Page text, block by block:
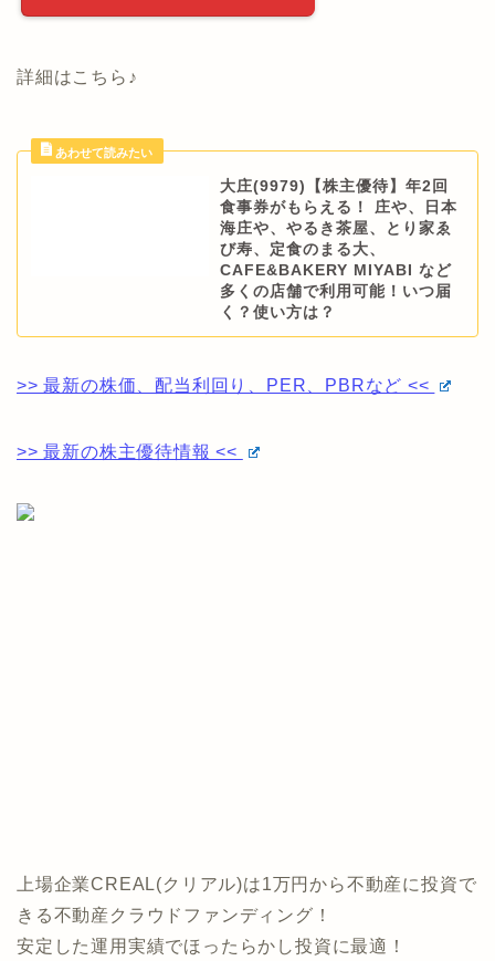
詳細はこちら♪
大庄(9979)【株主優待】年2回
食事券がもらえる！ 庄や、日本
海庄や、やるき茶屋、とり家ゑ
び寿、定食のまる大、
CAFE&BAKERY MIYABI など
多くの店舗で利用可能！いつ届
く？使い方は？
>> 最新の株価、配当利回り、PER、PBRなど <<
>> 最新の株主優待情報 <<
上場企業CREAL(クリアル)は1万円から不動産に投資で
きる不動産クラウドファンディング！
安定した運用実績でほったらかし投資に最適！